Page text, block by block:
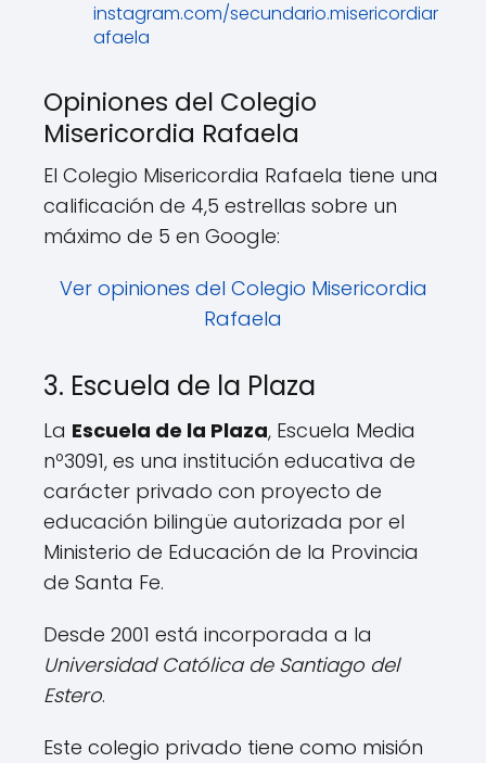
instagram.com/secundario.misericordiar
afaela
Opiniones del Colegio
Misericordia Rafaela
El Colegio Misericordia Rafaela tiene una
calificación de 4,5 estrellas sobre un
máximo de 5 en Google:
Ver opiniones del Colegio Misericordia
Rafaela
3. Escuela de la Plaza
La Escuela de la Plaza, Escuela Media
nº3091, es una institución educativa de
carácter privado con proyecto de
educación bilingüe autorizada por el
Ministerio de Educación de la Provincia
de Santa Fe.
Desde 2001 está incorporada a la
Universidad Católica de Santiago del
Estero.
Este colegio privado tiene como misión